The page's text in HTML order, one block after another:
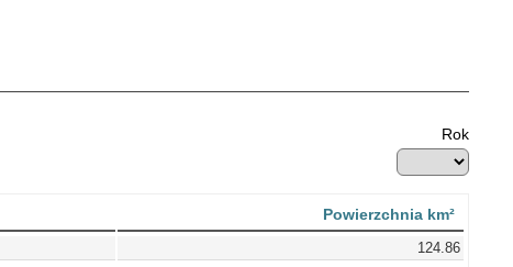
Rok
Powierzchnia km²
124.86